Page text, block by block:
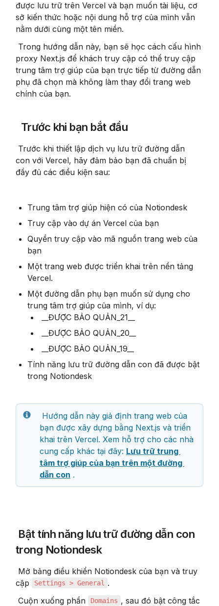
được lưu trữ trên Vercel và bạn muốn tài liệu, cơ
sở kiến ​​thức hoặc nội dung hỗ trợ của mình vẫn
nằm dưới cùng một tên miền.
proxy Next.js để khách truy cập có thể truy cập
trung tâm trợ giúp của bạn trực tiếp từ đường dẫn
phụ đã chọn mà không làm thay đổi trang web
chính của bạn.
Trước khi bạn bắt đầu
con với Vercel, hãy đảm bảo bạn đã chuẩn bị
đầy đủ các điều kiện sau:
Trung tâm trợ giúp hiện có của Notiondesk
Truy cập vào dự án Vercel của bạn
Quyền truy cập vào mã nguồn trang web của
bạn
Một trang web được triển khai trên nền tảng
Vercel.
Một đường dẫn phụ bạn muốn sử dụng cho
trung tâm trợ giúp của mình, ví dụ:
__ĐƯỢC BẢO QUẢN_21__
__ĐƯỢC BẢO QUẢN_20__
__ĐƯỢC BẢO QUẢN_19__
Tính năng lưu trữ đường dẫn con đã được bật
trong Notiondesk
bạn được xây dựng bằng Next.js và triển
khai trên Vercel. Xem hỗ trợ cho các nhà
cung cấp khác tại đây: Lưu trữ trung
tâm trợ giúp của bạn trên một đường
dẫn con .
Bật tính năng lưu trữ đường dẫn con
trong Notiondesk
cập
Settings > General
.
Cuộn xuống phần
Domains , sau đó bật công tắc